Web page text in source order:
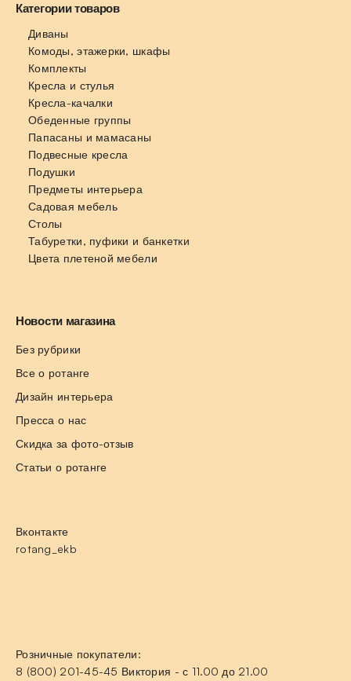
Категории товаров
Диваны
Комоды, этажерки, шкафы
Комплекты
Кресла и стулья
Кресла-качалки
Обеденные группы
Папасаны и мамасаны
Подвесные кресла
Подушки
Предметы интерьера
Садовая мебель
Столы
Табуретки, пуфики и банкетки
Цвета плетеной мебели
Новости магазина
Без рубрики
Все о ротанге
Дизайн интерьера
Пресса о нас
Скидка за фото-отзыв
Статьи о ротанге
Вконтакте
rotang_ekb
Розничные покупатели:
8 (800) 201-45-45 Виктория - с 11.00 до 21.00